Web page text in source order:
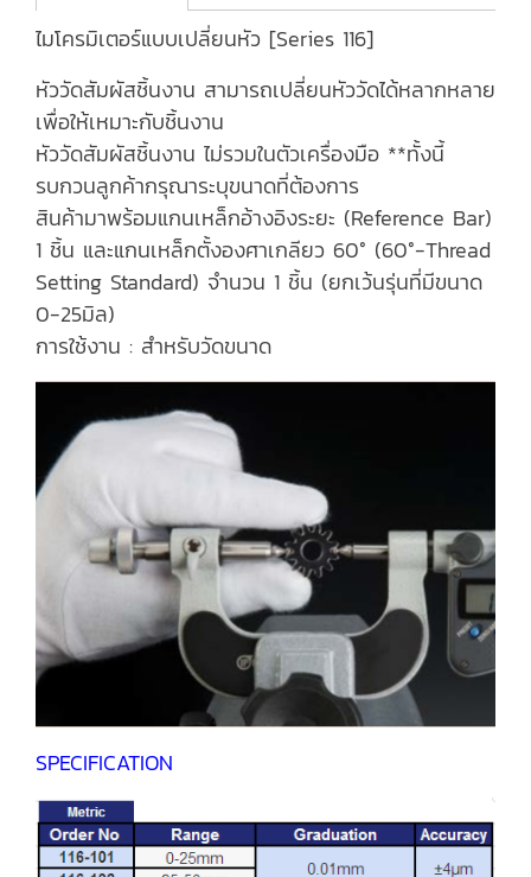
ไมโครมิเตอร์แบบเปลี่ยนหัว [Series 116]
หัววัดสัมผัสชิ้นงาน สามารถเปลี่ยนหัววัดได้หลากหลาย
เพื่อให้เหมาะกับชิ้นงาน
หัววัดสัมผัสชิ้นงาน ไม่รวมในตัวเครื่องมือ **ทั้งนี้
รบกวนลูกค้ากรุณาระบุขนาดที่ต้องการ
สินค้ามาพร้อมแกนเหล็กอ้างอิงระยะ (Reference Bar)
1 ชิ้น และแกนเหล็กตั้งองศาเกลียว 60° (60°-Thread
Setting Standard) จำนวน 1 ชิ้น (ยกเว้นรุ่นที่มีขนาด
0-25มิล)
การใช้งาน : สำหรับวัดขนาด
SPECIFICATION